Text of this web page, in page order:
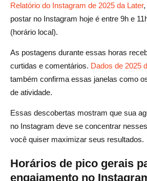
Relatório do Instagram de 2025 da Later,
postar no Instagram hoje é entre 9h e
(horário local).
As postagens durante essas horas
curtidas e comentários. Dados de 2025
também confirma essas janelas como
de atividade.
Essas descobertas mostram que sua
no Instagram deve se concentrar
você quiser maximizar seus resultados.
Horários de pico gerais
engajamento no